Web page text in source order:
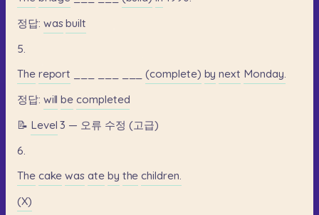
정답: was built
5.
The report (complete) by next Monday.
정답: will be completed
📝 Level 3 — 오류 수정 (고급)
6.
The cake was ate by the children.
(X)